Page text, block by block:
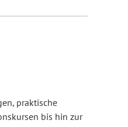
praktische
bis hin zur